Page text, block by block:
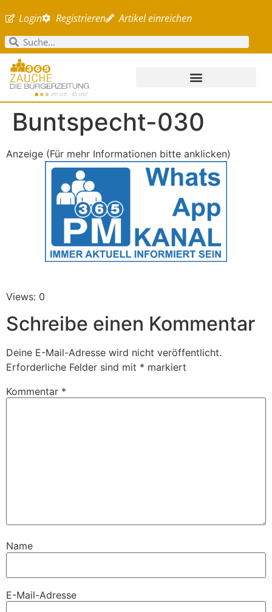
Login Registrieren Artikel einreichen
Buntspecht-030
Anzeige (Für mehr Informationen bitte anklicken)
Views: 0
Schreibe einen Kommentar
Deine E-Mail-Adresse wird nicht veröffentlicht.
Erforderliche Felder sind mit * markiert
Kommentar *
Name
E-Mail-Adresse